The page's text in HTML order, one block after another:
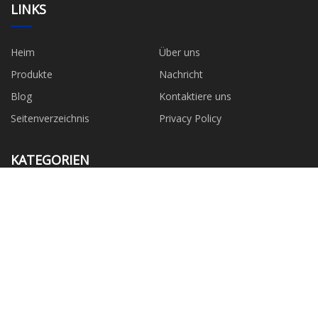
LINKS
Heim
Über uns
Produkte
Nachricht
Blog
Kontaktiere uns
Seitenverzeichnis
Privacy Policy
KATEGORIEN